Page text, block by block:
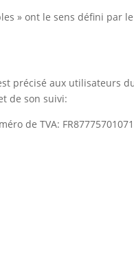
» ont le sens défini par
précisé aux utilisateurs
de son suivi:
de TVA: